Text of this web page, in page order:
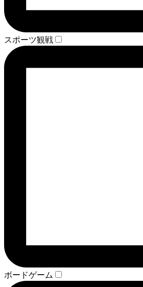
スポーツ観戦
ボードゲーム